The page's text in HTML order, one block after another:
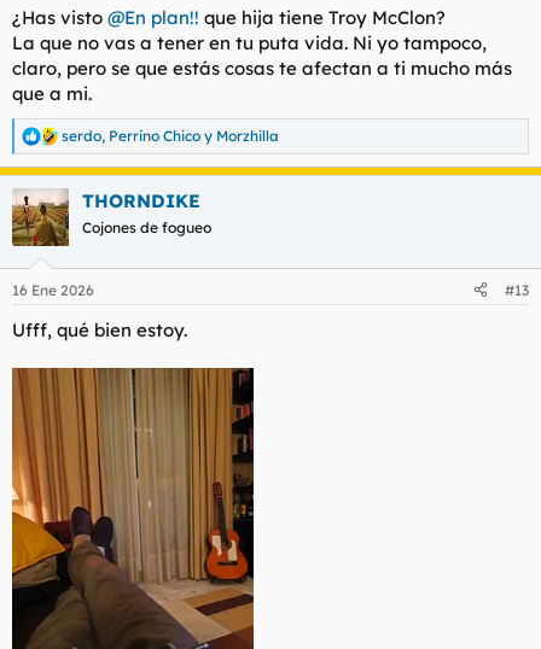
¿Has visto @En plan!! que hija tiene Troy McClon?
La que no vas a tener en tu puta vida. Ni yo tampoco,
claro, pero se que estás cosas te afectan a ti mucho más
que a mi.
R
e
a
c
c
i
e
:
serdo, Perrino Chico y Morzhilla
THORNDIKE
Cojones de fogueo
16 Ene 2026 #13
Ufff, qué bien estoy.